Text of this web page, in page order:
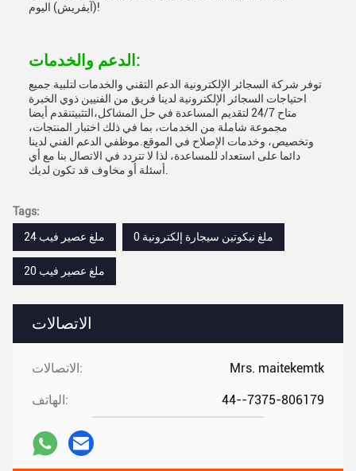
الاتصالات
الاتصالات: Mrs. maitekemtk
الهاتف: 44--7375-806179
(آيفريش) اليوم!
الدعم والخدمات:
توفر شركة السجائر الإلكترونية الدعم التقني والخدمات لتلبية جميع
احتياجات السجائر الإلكترونية لدينا فريق من الفنيين ذوي الخبرة
متاح 24/7 لتقديم المساعدة في حل المشاكل،التثبيتنقدم أيضا
مجموعة شاملة من الخدمات، بما في ذلك اختبار المنتجات،
وتخصيص، وخدمات الإصلاح في الموقع.موظفي الدعم الفني لدينا
دائما على استعداد للمساعدة، لذا لا تتردد في الاتصال بنا مع أي
Tags:
24 ملغ عصير فيب
0 ملغ نيكوتين سيجارة إلكترونية
20 ملغ عصير فيب